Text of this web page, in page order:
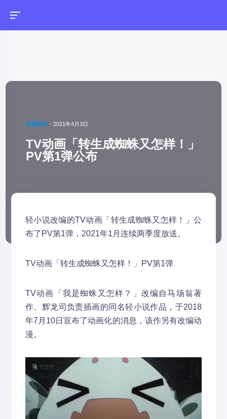
动画资讯 -2021年4月3日
TV动画「转生成蜘蛛又怎样！」
PV第1弹公布
轻小说改编的TV动画「转生成蜘蛛又怎样！」公
布了PV第1弹，2021年1月连续两季度放送。
TV动画「转生成蜘蛛又怎样！」PV第1弹
TV动画「我是蜘蛛又怎样？」改编自马场翁著
作、辉龙司负责插画的同名轻小说作品，于2018
年7月10日宣布了动画化的消息，该作另有改编动
漫。